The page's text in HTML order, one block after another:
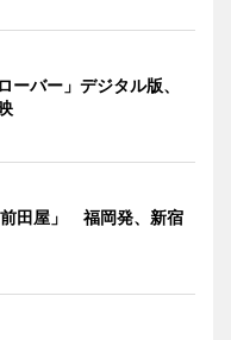
ーバー」デジタル版、
田屋」 福岡発、新宿